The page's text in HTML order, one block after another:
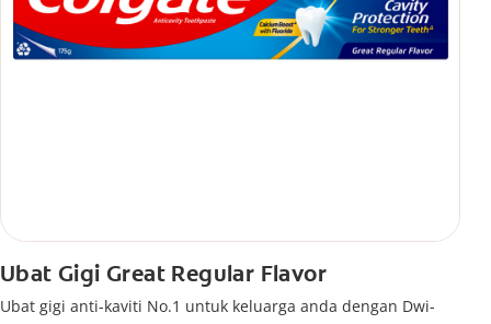
Ubat Gigi Great Regular Flavor
Ubat gigi anti-kaviti No.1 untuk keluarga anda dengan Dwi-